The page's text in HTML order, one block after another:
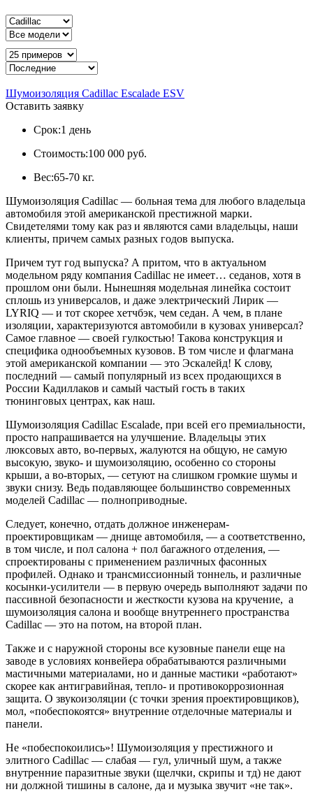
Шумоизоляция Cadillac Escalade ESV
Оставить заявку
Срок:1 день
Стоимость:100 000 руб.
Вес:65-70 кг.
Шумоизоляция Cadillac — больная тема для любого владельца
автомобиля этой американской престижной марки.
Свидетелями тому как раз и являются сами владельцы, наши
клиенты, причем самых разных годов выпуска.
Причем тут год выпуска? А притом, что в актуальном
модельном ряду компания Cadillac не имеет… седанов, хотя в
прошлом они были. Нынешняя модельная линейка состоит
сплошь из универсалов, и даже электрический Лирик —
LYRIQ — и тот скорее хетчбэк, чем седан. А чем, в плане
изоляции, характеризуются автомобили в кузовах универсал?
Самое главное — своей гулкостью! Такова конструкция и
специфика однообъемных кузовов. В том числе и флагмана
этой американской компании — это Эскалейд! К слову,
последний — самый популярный из всех продающихся в
России Кадиллаков и самый частый гость в таких
тюнинговых центрах, как наш.
Шумоизоляция Cadillac Escalade, при всей его премиальности,
просто напрашивается на улучшение. Владельцы этих
люксовых авто, во-первых, жалуются на общую, не самую
высокую, звуко- и шумоизоляцию, особенно со стороны
крыши, а во-вторых, — сетуют на слишком громкие шумы и
звуки снизу. Ведь подавляющее большинство современных
моделей Cadillac — полноприводные.
Следует, конечно, отдать должное инженерам-
проектировщикам — днище автомобиля, — а соответственно,
в том числе, и пол салона + пол багажного отделения, —
спроектированы с применением различных фасонных
профилей. Однако и трансмиссионный тоннель, и различные
косынки-усилители — в первую очередь выполняют задачи по
пассивной безопасности и жесткости кузова на кручение, а
шумоизоляция салона и вообще внутреннего пространства
Cadillac — это на потом, на второй план.
Также и с наружной стороны все кузовные панели еще на
заводе в условиях конвейера обрабатываются различными
мастичными материалами, но и данные мастики «работают»
скорее как антигравийная, тепло- и противокоррозионная
защита. О звукоизоляции (с точки зрения проектировщиков),
мол, «побеспокоятся» внутренние отделочные материалы и
панели.
Не «побеспокоились»! Шумоизоляция у престижного и
элитного Cadillac — слабая — гул, уличный шум, а также
внутренние паразитные звуки (щелчки, скрипы и тд) не дают
ни должной тишины в салоне, да и музыка звучит «не так».